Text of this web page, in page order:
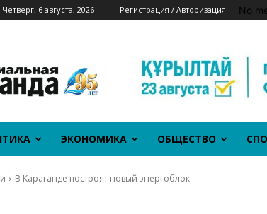
Четверг, 6 августа, 2026 Регистрация / Авторизация No
ЭКОНОМИКА ОБЩЕСТВО
В Караганде построят новый энергоблок